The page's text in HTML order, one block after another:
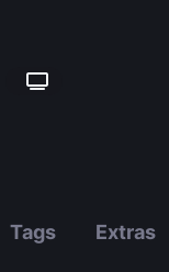
Tags Extras